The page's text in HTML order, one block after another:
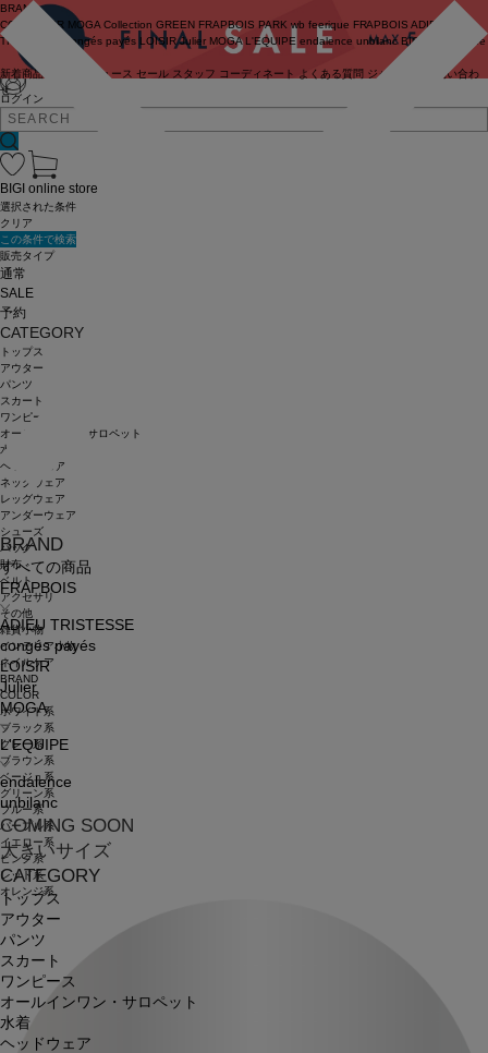
ログイン
BRAND
COUTURIER MOGA Collection GREEN FRAPBOIS PARK wb feerique FRAPBOIS ADIEU
TRISTESSE
congés payés LOISIR Julier MOGA L'EQUIPE endalence unbilanc BIGI online store
新着商品 ニュース セール スタッフ コーディネート よくある質問 ジャーナル
お問い合わ
せ
BRAND
すべての商品
FRAPBOIS
ADIEU TRISTESSE
congés payés
LOISIR
Julier
MOGA
L'EQUIPE
endalence
unbilanc
COMING SOON
大きいサイズ
CATEGORY
トップス
アウター
パンツ
スカート
ワンピース
オールインワン・サロペット
水着
ヘッドウェア
BIGI online store
選択された条件
クリア
この条件で検索
販売タイプ
通常
SALE
予約
CATEGORY
トップス
アウター
パンツ
スカート
ワンピース
オールインワン・サロペット
水着
ヘッドウェア
ネックウェア
レッグウェア
アンダーウェア
シューズ
バッグ
財布
ベルト
アクセサリ
その他
雑貨小物
インテリア小物
ネイルケア
BRAND
COLOR
ホワイト系
ブラック系
グレー系
ブラウン系
ベージュ系
グリーン系
ブルー系
パープル系
イエロー系
ピンク系
レッド系
オレンジ系